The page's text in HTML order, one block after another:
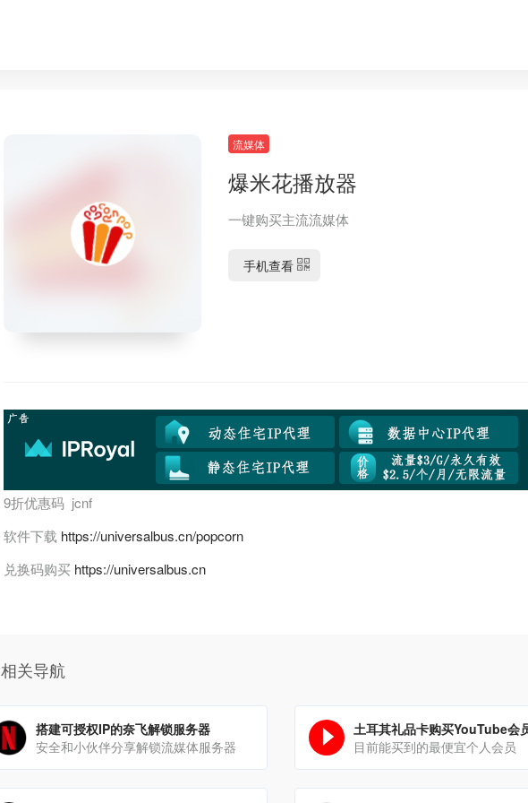
流媒体
爆米花播放器
一键购买主流流媒体
手机查看
9折优惠码 jcnf
软件下载 https://universalbus.cn/popcorn
兑换码购买 https://universalbus.cn
相关导航
搭建可授权IP的奈飞解锁服务器
安全和小伙伴分享解锁流媒体服务器
土耳其礼品卡购买YouTube会
目前能买到的最便宜个人会员